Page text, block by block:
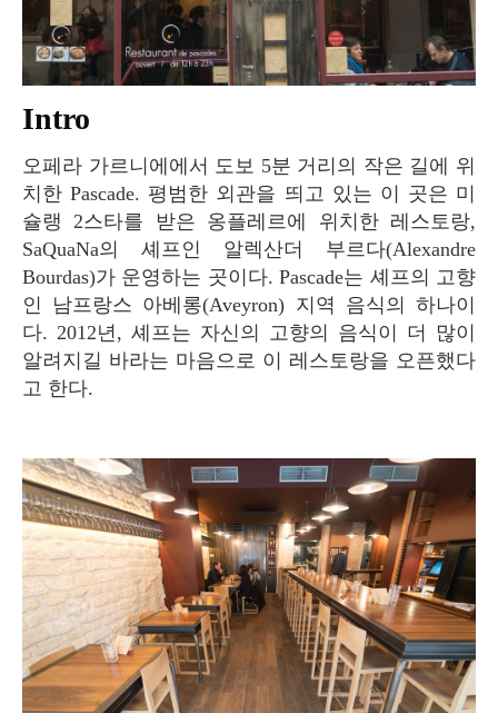
Intro
오페라 가르니에에서 도보 5분 거리의 작은 길에 위
치한 Pascade. 평범한 외관을 띄고 있는 이 곳은 미
슐랭 2스타를 받은 옹플레르에 위치한 레스토랑,
SaQuaNa의 셰프인 알렉산더 부르다(Alexandre
Bourdas)가 운영하는 곳이다. Pascade는 셰프의 고향
인 남프랑스 아베롱(Aveyron) 지역 음식의 하나이
다. 2012년, 셰프는 자신의 고향의 음식이 더 많이
알려지길 바라는 마음으로 이 레스토랑을 오픈했다
고 한다.